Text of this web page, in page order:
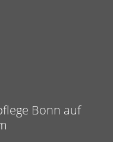
Bonn auf